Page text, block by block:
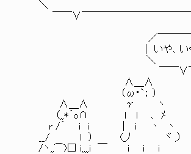
＼
￣￣∨￣￣￣￣￣￣￣￣￣￣￣
／￣￣￣￣￣￣￣
| いや、いくらな
＼
￣￣∨￣￣￣￣
∧＿∧
（ω・`； ）
∧＿∧ γ ヽ
（,,*´o∩ l l 、 ﾒ
r /´ i i | i 丶 丶
__/ l ） (_ﾉ ヾ ,）
/ヽ,,⌒)□ i,,,,i ￣ i i i